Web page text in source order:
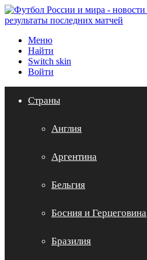
Меню
Найти
Switch skin
Войти
Страны
Англия
Аргентина
Бельгия
Босния и Герцеговина
Бразилия